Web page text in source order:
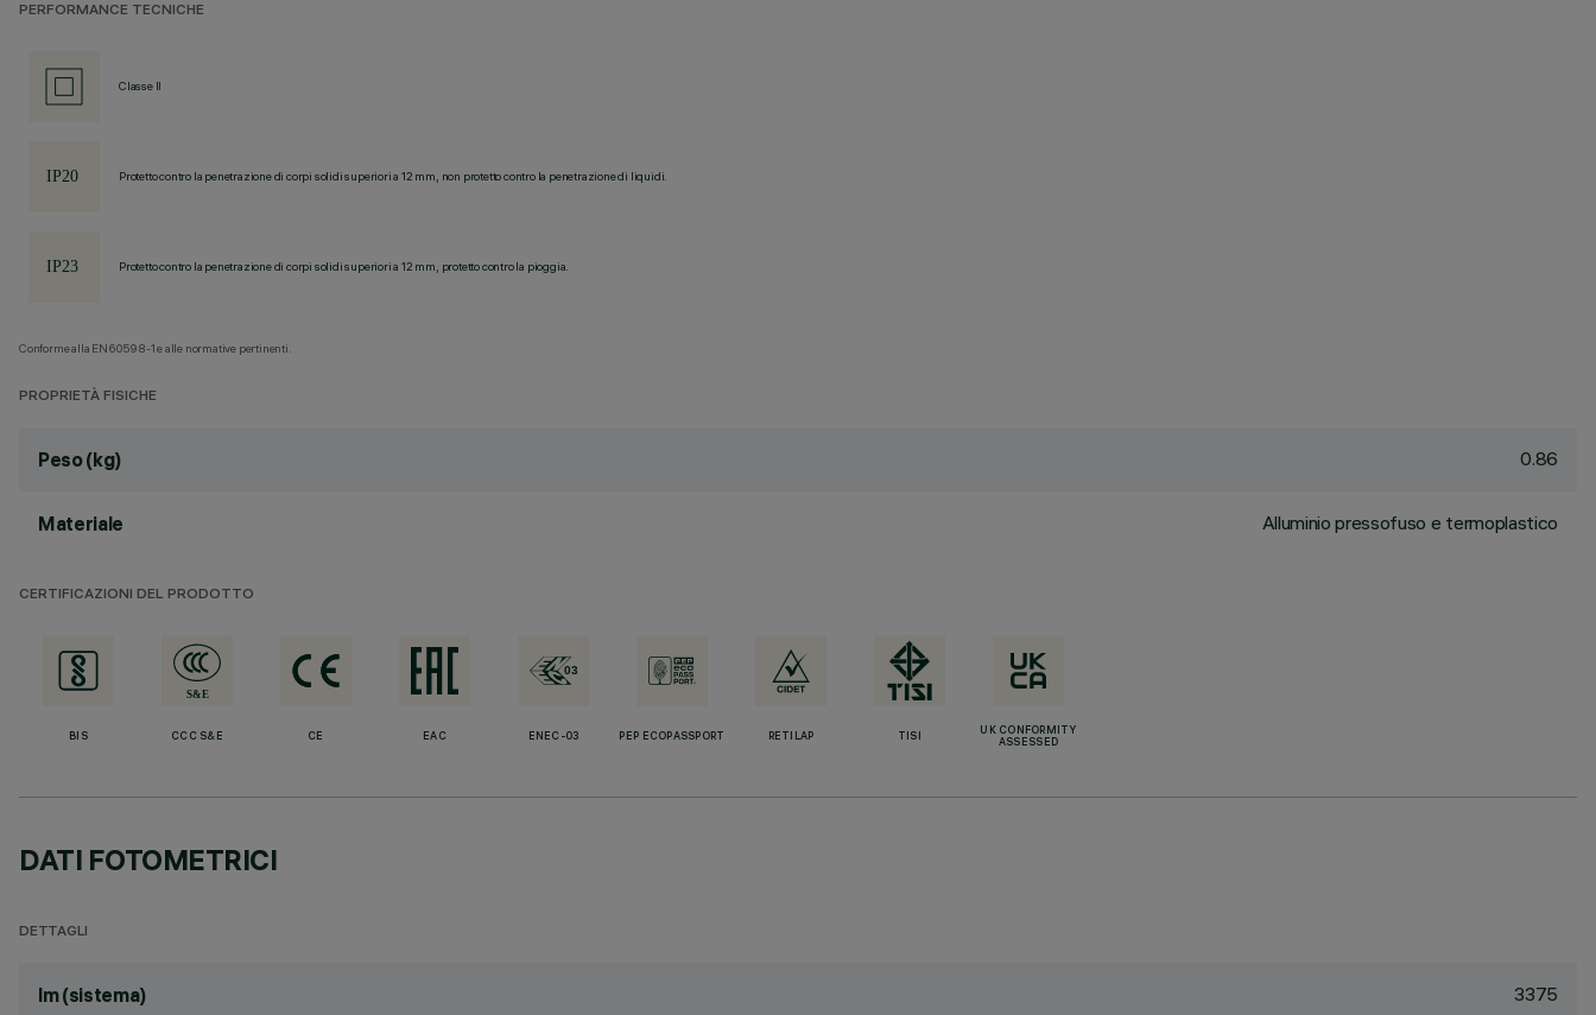
PERFORMANCE TECNICHE
Classe II
Protetto contro la penetrazione di corpi solidi superiori a 12 mm, non protetto contro la penetrazione di liquidi.
Protetto contro la penetrazione di corpi solidi superiori a 12 mm, protetto contro la pioggia.
Conforme alla EN60598-1 e alle normative pertinenti.
PROPRIETÀ FISICHE
Peso (kg) 0.86
Materiale Alluminio pressofuso e termoplastico
CERTIFICAZIONI DEL PRODOTTO
BIS CCC S&E CE EAC ENEC-03 PEP ECOPASSPORT RETILAP TISI
UK CONFORMITY
ASSESSED
DATI FOTOMETRICI
DETTAGLI
lm (sistema) 3375